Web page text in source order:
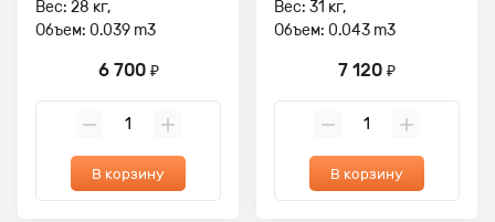
Вес: 28 кг,
Объем: 0.039 m3
6 700 ₽
В корзину
Вес: 31 кг,
Объем: 0.043 m3
7 120 ₽
В корзину